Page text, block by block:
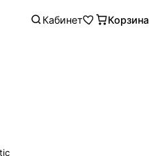
Кабинет Корзина